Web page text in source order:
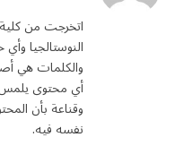
اتخرجت من كلية
النوستالجيا
والكلمات هي
أي محتوى يلمس
وقناعة بأن
نفسه فيه.